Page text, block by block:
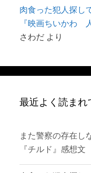
肉食った犯人探し
『映画ちいかわ
さわだ より
最近よく読まれ
また警察の存在し
『チルド』感想文